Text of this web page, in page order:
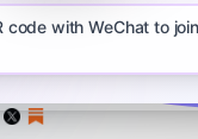
架构仍是当今几乎所
,从ChatGPT到
code with WeChat to